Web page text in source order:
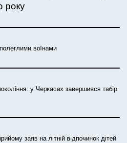
року
воїнами
у Черкасах завершився табір
заяв на літній відпочинок дітей